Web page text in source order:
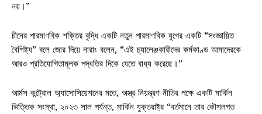
নয়।”
চীনের পারমাণবিক শক্তির বৃদ্ধি একটি নতুন পারমাণবিক যুগের একটি “সংজ্ঞায়িত
বৈশিষ্ট্য” বলে জোর দিয়ে নারাং বলেন, “এই চ্যালেঞ্জকারীদের কর্মকাণ্ড আমাদেরকে
আরও প্রতিযোগিতামূলক পদ্ধতির দিকে যেতে বাধ্য করেছে।”
আর্মস কন্ট্রোল অ্যাসোসিয়েশনের মতে, অস্ত্র নিয়ন্ত্রণ নীতির পক্ষে একটি মার্কিন
ভিত্তিক সংস্থা, ২০২৩ সাল পর্যন্ত, মার্কিন যুক্তরাষ্ট্র “বর্তমানে তার কৌশলগত